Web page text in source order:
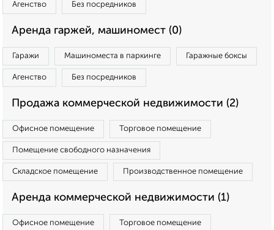
Агенство Без посредников
Аренда гаржей, машиномест (0)
Гаражи Машиноместа в паркинге Гаражные боксы
Агенство Без посредников
Продажа коммерческой недвижимости (2)
Офисное помещение Торговое помещение
Помещение свободного назначения
Складское помещение Производственное помещение
Аренда коммерческой недвижимости (1)
Офисное помещение Торговое помещение